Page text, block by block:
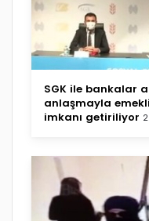
SGK ile bankalar
anlaşmayla
imkanı getiriliyor